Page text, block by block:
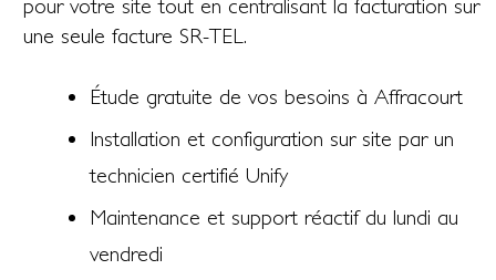
pour votre site tout en centralisant la facturation sur
une seule facture SR-TEL.
Étude gratuite de vos besoins à Affracourt
Installation et configuration sur site par un
technicien certifié Unify
Maintenance et support réactif du lundi au
vendredi